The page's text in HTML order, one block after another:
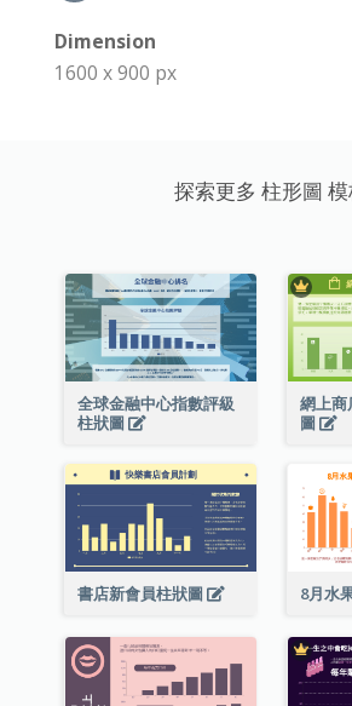
Dimension
1600 x 900 px
探索更多 柱形圖 模
全球金融中心指數評級
柱狀圖
網上商
圖
書店新會員柱狀圖 8月水